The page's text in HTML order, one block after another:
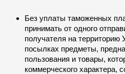
Без уплаты таможенных
принимать от одного
получателя на
посылках предметы,
пользования и товары,
коммерческого характера,